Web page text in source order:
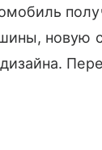
новую